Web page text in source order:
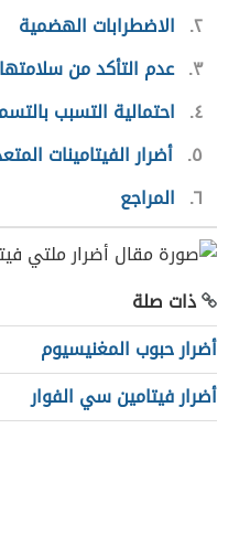
٢ الاضطرابات الهضمية
٣ عدم التأكد من سلامتها
٤
احتمالية التسبب
٥ أضرار الفيتامينات
٦ المراجع
ذات صلة
أضرار حبوب المغنيسيوم
أضرار فيتامين سي الفوار